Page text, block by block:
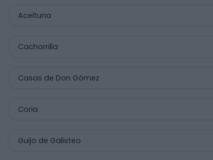
Aceituna
Cachorrilla
Casas de Don Gómez
Coria
Guijo de Galisteo